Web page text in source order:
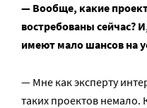
— Вообще, какие
востребованы сейчас?
имеют мало шансов на
— Мне как эксперту
таких проектов немало.